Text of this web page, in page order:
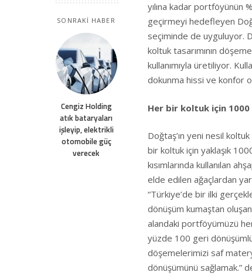
SONRAKİ HABER
Cengiz Holding
atık bataryaları
işleyip, elektrikli
otomobile güç
verecek
yılına kadar portföyünün
geçirmeyi hedefleyen
seçiminde de uyguluyor.
koltuk tasarımının
kullanımıyla üretiliyor.
dokunma hissi ve konfor
Her bir koltuk için 1000
Doğtaş’ın yeni nesil
bir koltuk için yaklaşık
kısımlarında kullanılan
elde edilen ağaçlardan
“Türkiye’de bir ilki
dönüşüm kumaştan oluşan
alandaki portföyümüzü
yüzde 100 geri
döşemelerimizi saf
dönüşümünü sağlamak.”